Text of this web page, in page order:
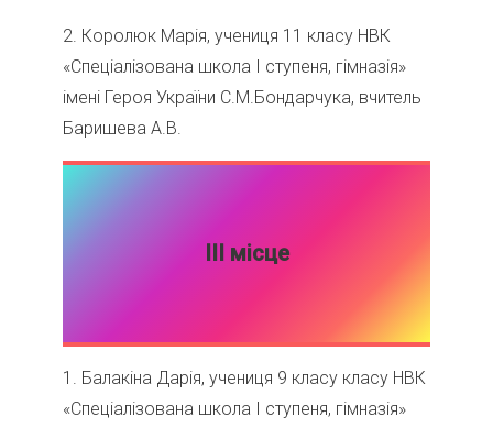
2. Королюк Марія, учениця 11 класу НВК
«Спеціалізована школа І ступеня, гімназія»
імені Героя України С.М.Бондарчука, вчитель
Баришева А.В.
ІІІ місце
1. Балакіна Дарія, учениця 9 класу класу НВК
«Спеціалізована школа І ступеня, гімназія»